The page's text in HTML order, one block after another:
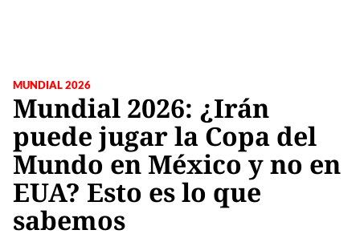
MUNDIAL 2026
Mundial 2026: ¿Irán
puede jugar la Copa del
Mundo en México y no en
EUA? Esto es lo que
sabemos